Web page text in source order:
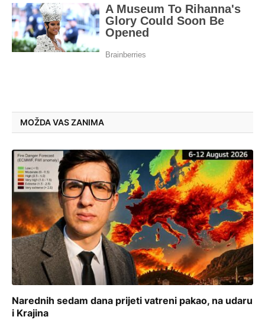
MOŽDA VAS ZANIMA
Narednih sedam dana prijeti vatreni pakao, na udaru
i Krajina